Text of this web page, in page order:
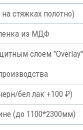
стяжках полотно)
из МДФ
слоем "Overlay"
бел лак +100 ₽)
(до 1100*2300мм)